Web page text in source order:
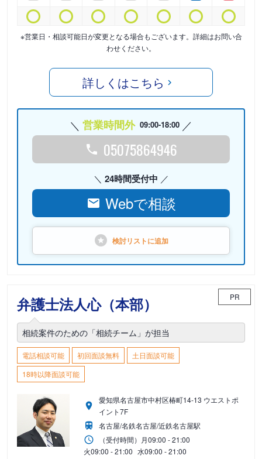
※営業日・相談可能日が変更となる場合もございます。詳細はお問い合
わせください。
詳しくはこちら
営業時間外 09:00-18:00
05075864946
24時間受付中
Webで相談
検討リストに追加
弁護士法人心（本部） PR
相続案件のための「相続チーム」が担当
電話相談可能 初回面談無料
土日面談可能
18時以降面談可能
愛知県名古屋市中村区椿町14-13 ウエストポ
イント7F
名古屋/名鉄名古屋/近鉄名古屋駅
（受付時間） 月09:00 - 21:00
火09:00 - 21:00 水09:00 - 21:00